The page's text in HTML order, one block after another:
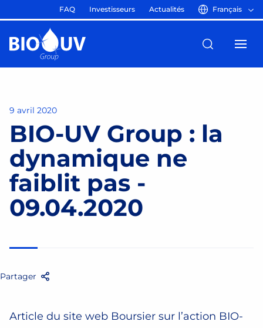
FAQ Investisseurs Actualités Français
9 avril 2020
BIO-UV Group : la
dynamique ne
faiblit pas -
09.04.2020
Partager
Facebook
Twitter
Email
Partager
Article du site web Boursier sur l’action BIO-